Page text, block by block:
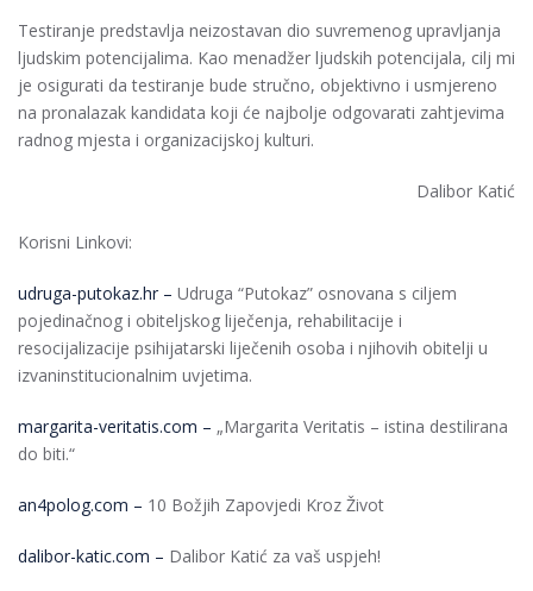
Testiranje predstavlja neizostavan dio suvremenog upravljanja
ljudskim potencijalima. Kao menadžer ljudskih potencijala, cilj mi
je osigurati da testiranje bude stručno, objektivno i usmjereno
na pronalazak kandidata koji će najbolje odgovarati zahtjevima
radnog mjesta i organizacijskoj kulturi.
Dalibor Katić
Korisni Linkovi:
udruga-putokaz.hr – Udruga “Putokaz” osnovana s ciljem
pojedinačnog i obiteljskog liječenja, rehabilitacije i
resocijalizacije psihijatarski liječenih osoba i njihovih obitelji u
izvaninstitucionalnim uvjetima.
margarita-veritatis.com – „Margarita Veritatis – istina destilirana
do biti.“
an4polog.com – 10 Božjih Zapovjedi Kroz Život
dalibor-katic.com – Dalibor Katić za vaš uspjeh!